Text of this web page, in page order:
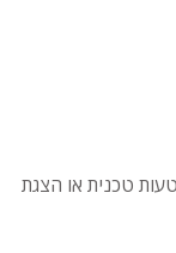
טכנית או הצגת